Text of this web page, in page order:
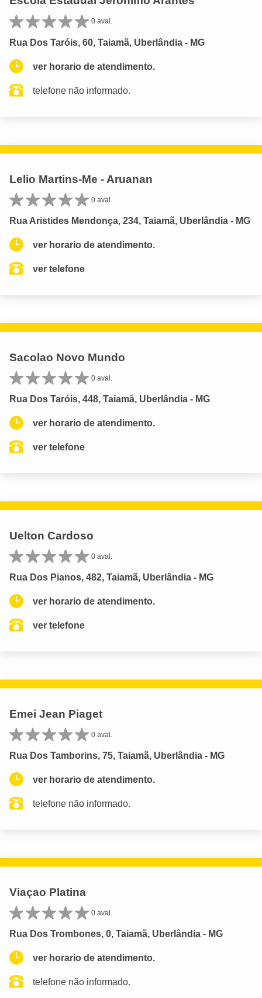
0 aval.
Rua Dos Taróis, 60, Taiamã, Uberlândia - MG
ver horario de atendimento.
telefone não informado.
Lelio Martins-Me - Aruanan
0 aval.
Rua Aristides Mendonça, 234, Taiamã, Uberlândia - MG
ver horario de atendimento.
ver telefone
Sacolao Novo Mundo
0 aval.
Rua Dos Taróis, 448, Taiamã, Uberlândia - MG
ver horario de atendimento.
ver telefone
Uelton Cardoso
0 aval.
Rua Dos Pianos, 482, Taiamã, Uberlândia - MG
ver horario de atendimento.
ver telefone
Emei Jean Piaget
0 aval.
Rua Dos Tamborins, 75, Taiamã, Uberlândia - MG
ver horario de atendimento.
telefone não informado.
Viaçao Platina
0 aval.
Rua Dos Trombones, 0, Taiamã, Uberlândia - MG
ver horario de atendimento.
telefone não informado.